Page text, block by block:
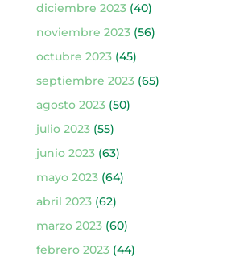
diciembre 2023(40)
noviembre 2023(56)
octubre 2023(45)
septiembre 2023(65)
agosto 2023(50)
julio 2023(55)
junio 2023(63)
mayo 2023(64)
abril 2023(62)
marzo 2023(60)
febrero 2023(44)